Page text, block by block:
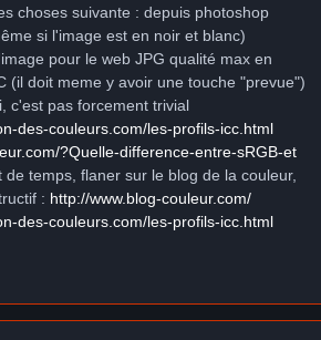
choses suivante : depuis photoshop
si l'image est en noir et blanc)
pour le web JPG qualité max en
(il doit meme y avoir une touche "prevue")
c'est pas forcement trivial
des-couleurs.com/les-profils-icc.html
?Quelle-difference-entre-sRGB-et
temps, flaner sur le blog de la couleur,
: http://www.blog-couleur.com/
des-couleurs.com/les-profils-icc.html